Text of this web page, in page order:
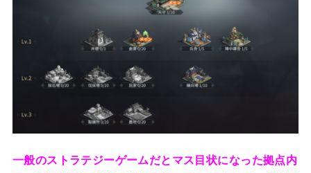
一般のストラテジーゲームだとマス目状になった拠点内